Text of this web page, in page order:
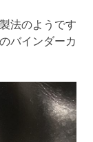
法のようです
バインダーカ